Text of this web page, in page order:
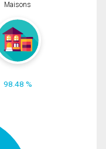
Maisons
98.48 %